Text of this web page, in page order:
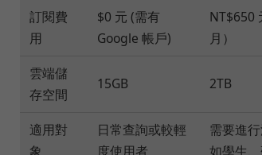
訂閱費
用
$0 元 (需有
Google 帳戶)
NT$650
月）
雲端儲
存空間
15GB 2TB
適用對
象
日常查詢或較輕
度使用者
需要進
如學生